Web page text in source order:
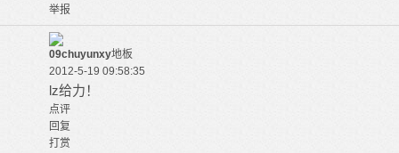
举报
09chuyunxy地板
2012-5-19 09:58:35
lz给力！
点评
回复
打赏